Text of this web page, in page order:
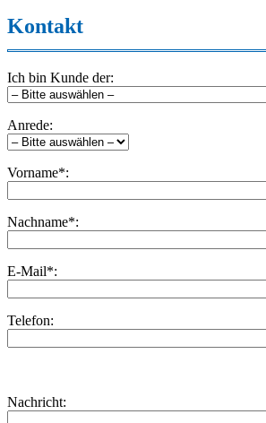
Kontakt
Ich bin Kunde der:
Anrede:
Vorname*:
Nachname*:
E-Mail*:
Telefon:
dieses
lasse
Nachricht: